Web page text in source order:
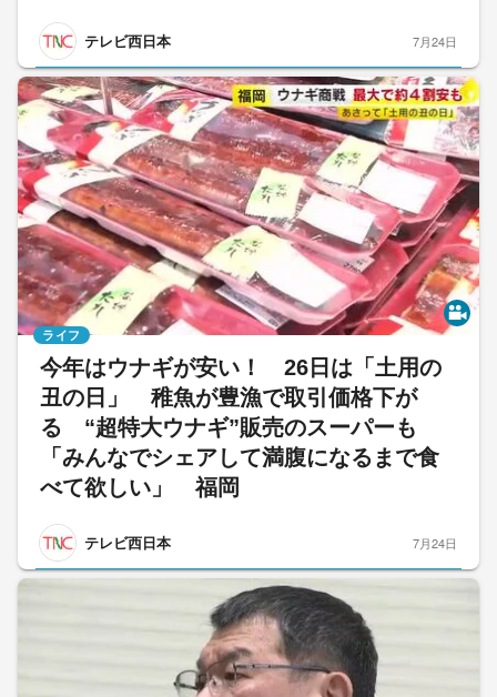
テレビ西日本 7月24日
今年はウナギが安い！ 26日は「土用の
丑の日」 稚魚が豊漁で取引価格下が
る “超特大ウナギ”販売のスーパーも
「みんなでシェアして満腹になるまで食
べて欲しい」 福岡
テレビ西日本
ライフ
7月24日